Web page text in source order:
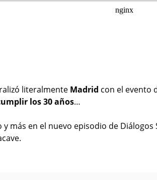
literalmente Madrid con el evento
los 30 años…
y más en el nuevo episodio de